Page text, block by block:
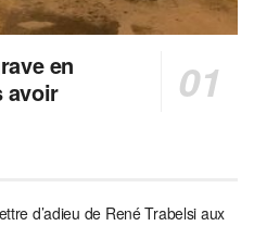
en
avoir
d’adieu de René Trabelsi aux